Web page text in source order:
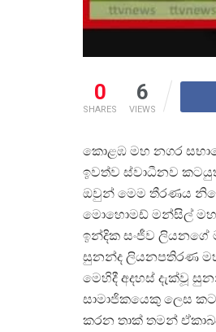
0
SHARES
6
VIEWS
කොළඹ මහ නගර
ඉවත්ව ස්වාධීනව
ඔවුන් මෙම තීරණය
මොහොමඩ් මන්සිල්
ඉන්දික සංජීව ලියනගේ
සුනන්ද ලියනපතිරණ
මෙහිදී අදහස් දැක්වූ
සාමාජිකයෙකු ලෙස
කරන තාක් තමන්